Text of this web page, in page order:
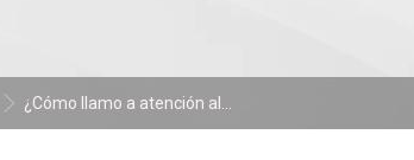
¿Cómo llamo a atención al...